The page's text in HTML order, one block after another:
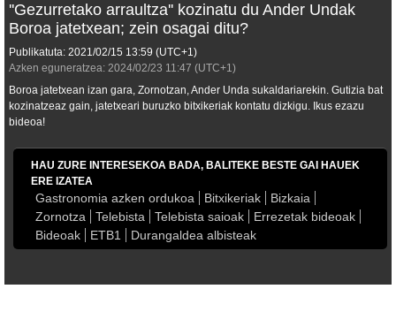
''Gezurretako arraultza'' kozinatu du Ander Undak
Boroa jatetxean; zein osagai ditu?
Publikatuta: 2021/02/15 13:59 (UTC+1)
Azken eguneratzea: 2024/02/23 11:47 (UTC+1)
Boroa jatetxean izan gara, Zornotzan, Ander Unda sukaldariarekin. Gutizia bat
kozinatzeaz gain, jatetxeari buruzko bitxikeriak kontatu dizkigu. Ikus ezazu
bideoa!
HAU ZURE INTERESEKOA BADA, BALITEKE BESTE GAI HAUEK
ERE IZATEA
Gastronomia azken ordukoa Bitxikeriak
Bizkaia
Zornotza
Telebista Telebista saioak
Errezetak bideoak
Bideoak
ETB1 Durangaldea albisteak